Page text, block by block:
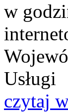
w
Usługi
czytaj